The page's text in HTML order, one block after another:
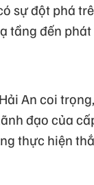
sự đột phá
tầng đến
An coi
đạo của
thực hiện